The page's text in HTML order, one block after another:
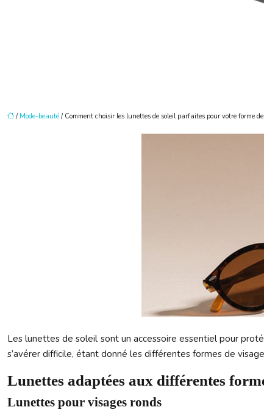
/ Mode-beauté / Comment choisir les lunettes de soleil parfaites pour votre forme
Les lunettes de soleil sont un accessoire essentiel pour
s’avérer difficile, étant donné les différentes formes de
Lunettes adaptées aux différentes
Lunettes pour visages ronds